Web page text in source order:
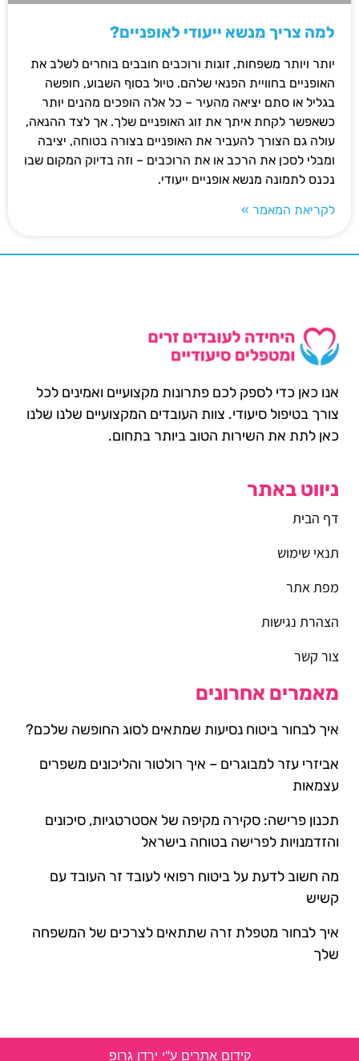
למה צריך מנשא ייעודי לאופניים?
יותר ויותר משפחות, זוגות ורוכבים חובבים בוחרים לשלב את
האופניים בחוויית הפנאי שלהם. טיול בסוף השבוע, חופשה
בגליל או סתם יציאה מהעיר – כל אלה הופכים מהנים יותר
כשאפשר לקחת איתך את זוג האופניים שלך. אך לצד ההנאה,
עולה גם הצורך להעביר את האופניים בצורה בטוחה, יציבה
ומבלי לסכן את הרכב או את הרוכבים – וזה בדיוק המקום שבו
נכנס לתמונה מנשא אופניים ייעודי.
לקריאת המאמר »
אנו כאן כדי לספק לכם פתרונות מקצועיים ואמינים לכל
צורך בטיפול סיעודי. צוות העובדים המקצועיים שלנו שלנו
כאן לתת את השירות הטוב ביותר בתחום.
ניווט באתר
דף הבית
תנאי שימוש
מפת אתר
הצהרת נגישות
צור קשר
מאמרים אחרונים
איך לבחור ביטוח נסיעות שמתאים לסוג החופשה שלכם?
אביזרי עזר למבוגרים – איך רולטור והליכונים משפרים
עצמאות
תכנון פרישה: סקירה מקיפה של אסטרטגיות, סיכונים
והזדמנויות לפרישה בטוחה בישראל
מה חשוב לדעת על ביטוח רפואי לעובד זר העובד עם
קשיש
איך לבחור מטפלת זרה שתתאים לצרכים של המשפחה
שלך
קידום אתרים ע"י ירדן גרופ